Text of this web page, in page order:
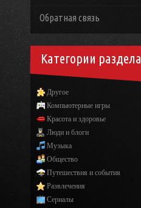
Обратная связь
Категории раздела
Другое
Компьютерные игры
Красота и здоровье
Люди и блоги
Музыка
Общество
Путешествия и события
Развлечения
Сериалы